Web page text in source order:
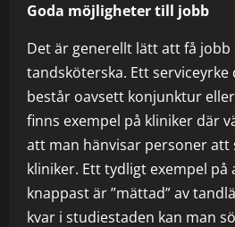
Goda möjligheter till jobb
Det är generellt lätt att få
tandsköterska. Ett
består oavsett konjunktur
finns exempel på kliniker där
att man hänvisar personer att
kliniker. Ett tydligt exempel på
knappast är ”mättad” av
kvar i studiestaden kan man